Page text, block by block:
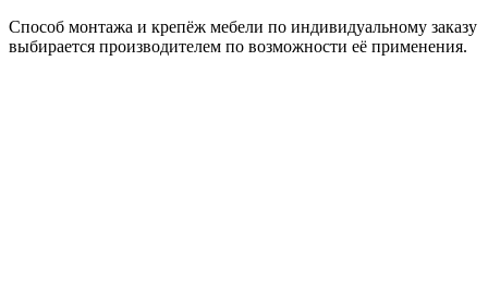
Способ монтажа и крепёж мебели по индивидуальному заказу
выбирается производителем по возможности её применения.